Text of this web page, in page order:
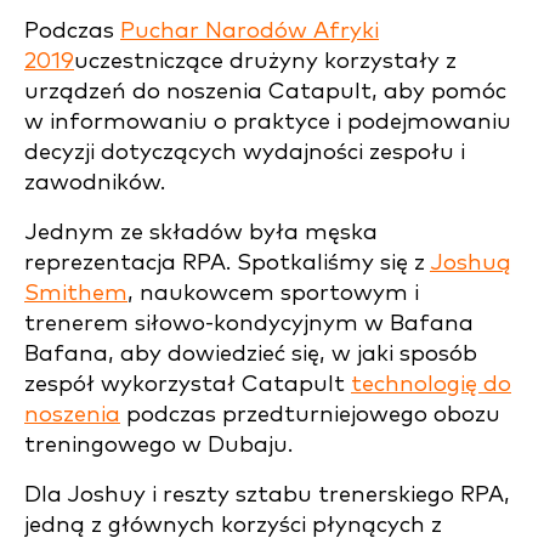
Podczas Puchar Narodów Afryki
2019uczestniczące drużyny korzystały z
urządzeń do noszenia Catapult, aby pomóc
w informowaniu o praktyce i podejmowaniu
decyzji dotyczących wydajności zespołu i
zawodników.
Jednym ze składów była męska
reprezentacja RPA. Spotkaliśmy się z Joshuą
Smithem, naukowcem sportowym i
trenerem siłowo-kondycyjnym w Bafana
Bafana, aby dowiedzieć się, w jaki sposób
zespół wykorzystał Catapult technologię do
noszenia podczas przedturniejowego obozu
treningowego w Dubaju.
Dla Joshuy i reszty sztabu trenerskiego RPA,
jedną z głównych korzyści płynących z